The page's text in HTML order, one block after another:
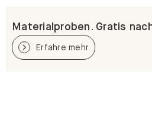
Materialproben. Gratis
Erfahre mehr